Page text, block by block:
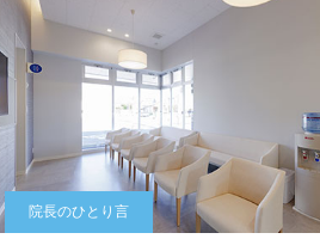
院長のひとり言